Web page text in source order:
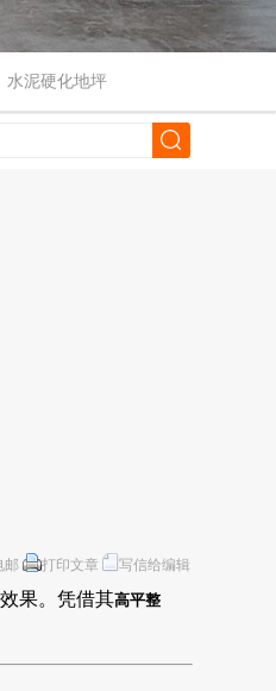
水泥硬化地坪
邮 打印文章 写信给编辑
果。凭借其高平整